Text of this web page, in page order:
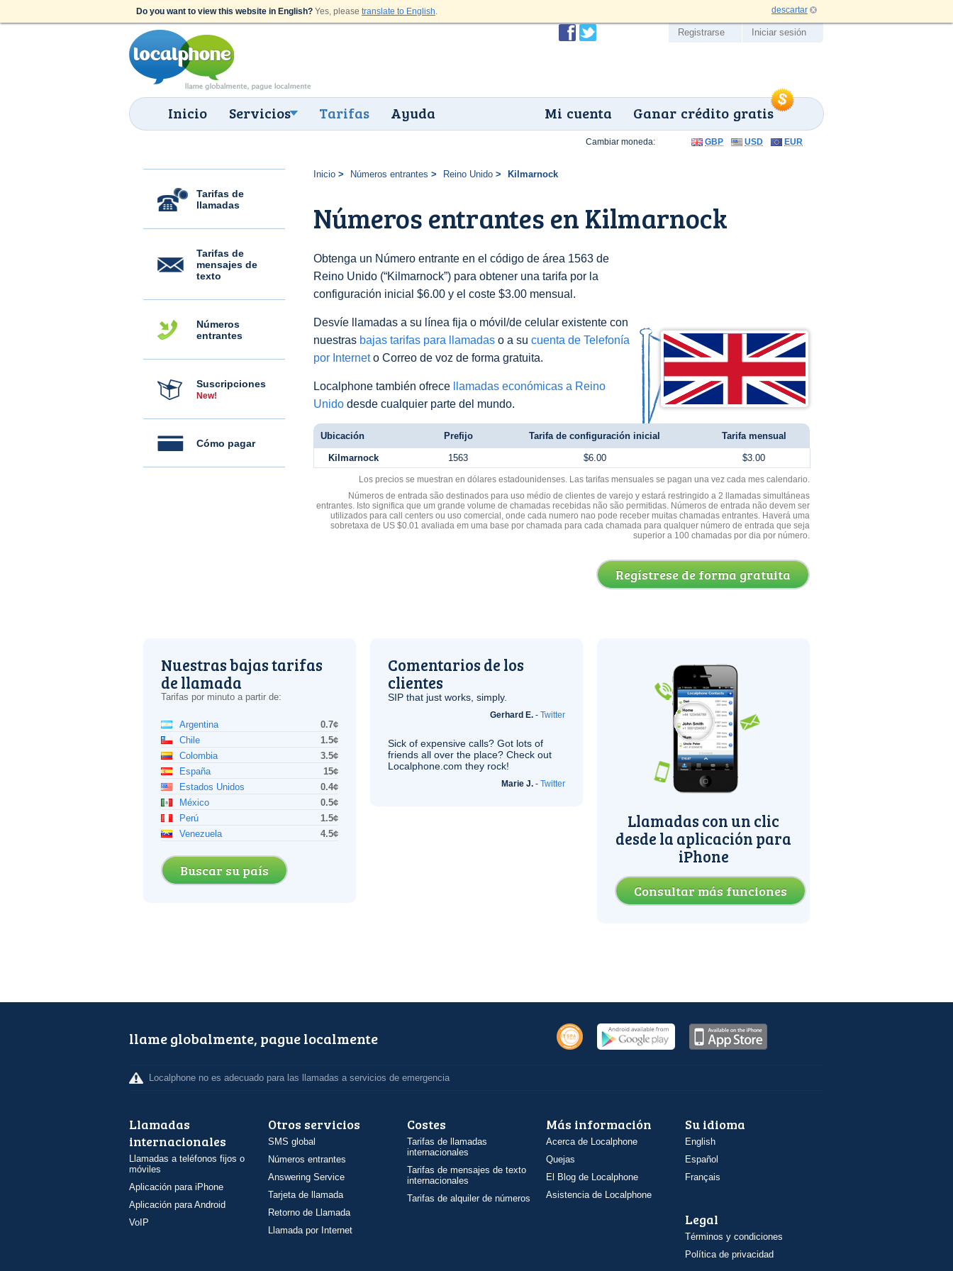
Do you want to view this website in English? Yes, please translate to English. descartar
Inicio Servicios Tarifas Ayuda Ganar crédito gratis
Mi cuenta
Registrarse Iniciar sesión
Tarifas de
llamadas
Tarifas de
mensajes de
texto
Números
entrantes
Suscripciones
New!
Cómo pagar
Inicio Números entrantes Reino Unido Kilmarnock
Números entrantes en Kilmarnock
Obtenga un Número entrante en el código de área 1563 de
Reino Unido (“Kilmarnock”) para obtener una tarifa por la
configuración inicial $6.00 y el coste $3.00 mensual.
Desvíe llamadas a su línea fija o móvil/de celular existente con
nuestras bajas tarifas para llamadas o a su cuenta de Telefonía
por Interneto Correo de voz de forma gratuita.
Localphone también ofrece
llamadas económicas a Reino
Unido desde cualquier parte del mundo.
Cambiar moneda: GBP USD EUR
Ubicación Prefijo Tarifa de configuración inicial Tarifa mensual
Kilmarnock 1563 $6.00 $3.00
Los precios se muestran en dólares estadounidenses. Las tarifas mensuales se pagan una vez cada mes calendario.
Números de entrada são destinados para uso médio de clientes de varejo y estará restringido a 2 llamadas simultáneas
entrantes. Isto significa que um grande volume de chamadas recebidas não são permitidas. Números de entrada não devem ser
utilizados para call centers ou uso comercial, onde cada numero nao pode receber muitas chamadas entrantes. Haverá uma
sobretaxa de US $0.01 avaliada em uma base por chamada para cada chamada para qualquer número de entrada que seja
superior a 100 chamadas por dia por número.
Regístrese de forma gratuita
Nuestras bajas tarifas
de llamada
Tarifas por minuto a partir de:
Argentina
0.7¢
Chile
1.5¢
Colombia
3.5¢
España
15¢
Estados Unidos
0.4¢
México
0.5¢
Perú
1.5¢
Venezuela
4.5¢
Buscar su país
Comentarios de los
clientes
SIP that just works, simply.
Gerhard E. - Twitter
Sick of expensive calls? Got lots of
friends all over the place? Check out
Localphone.com they rock!
Marie J. - Twitter
Llamadas con un clic
desde la aplicación para
iPhone
Consultar más funciones
llame globalmente, pague localmente
Localphone no es adecuado para las llamadas a servicios de emergencia
Llamadas
internacionales
Llamadas a teléfonos fijos o
móviles
Aplicación para iPhone
Aplicación para Android
VoIP
Otros servicios
SMS global
Números entrantes
Answering Service
Tarjeta de llamada
Retorno de Llamada
Llamada por Internet
Costes
Tarifas de llamadas
internacionales
Tarifas de mensajes de texto
internacionales
Tarifas de alquiler de números
Más información
Acerca de Localphone
Quejas
El Blog de Localphone
Asistencia de Localphone
Su idioma
English
Español
Français
Legal
Términos y condiciones
Política de privacidad